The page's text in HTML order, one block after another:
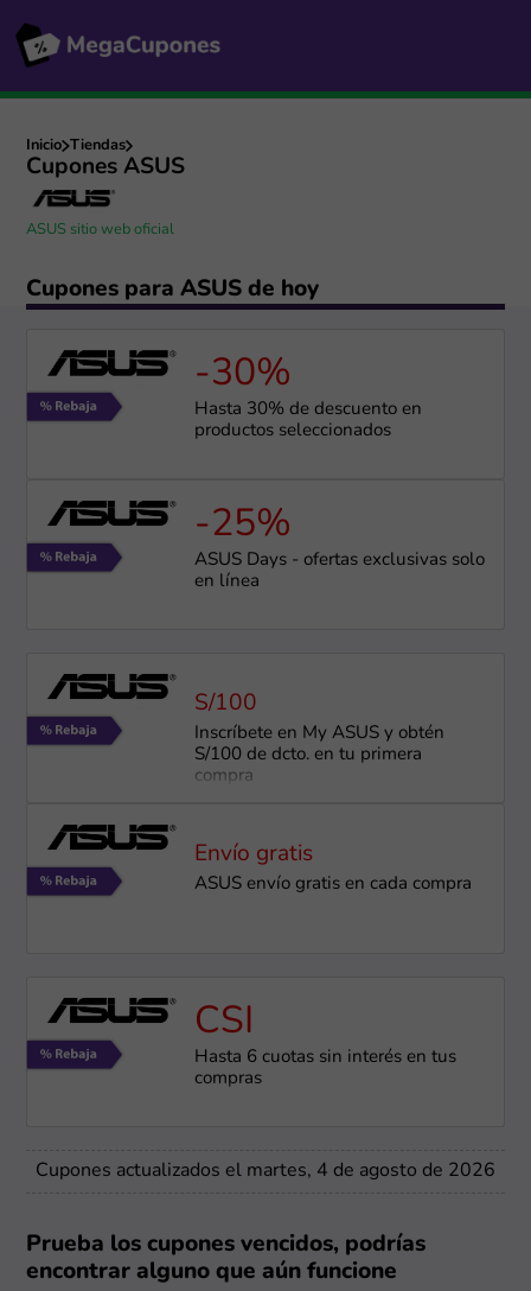
Inicio Tiendas
Cupones ASUS
ASUS sitio web oficial
Cupones para ASUS de hoy
-30%
Hasta 30% de descuento en
productos seleccionados
-25%
ASUS Days - ofertas exclusivas solo
en línea
S/100
Inscríbete en My ASUS y obtén
S/100 de dcto. en tu primera
compra
Envío gratis
ASUS envío gratis en cada compra
CSI
Hasta 6 cuotas sin interés en tus
compras
Cupones actualizados el martes, 4 de agosto de 2026
Prueba los cupones vencidos, podrías
encontrar alguno que aún funcione